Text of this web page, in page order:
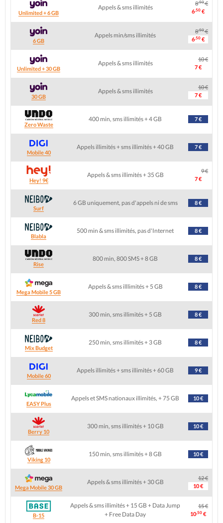
Unlimited + 6 GB
Appels & sms illimités
8,50€
6 ,50 €
6 GB
Appels min/sms illimités
8,50€
6 ,50 €
Unlimited + 30 GB
Appels & sms illimités
10 €
7 €
30 GB
Appels & sms illimités
10 €
7 €
Zero Waste
400 min, sms illimités + 4 GB 7 €
Mobile 40
Appels illimités + sms illimités + 40 GB 7 €
Hey! 9€
Appels & sms illimités + 35 GB
9 €
7 €
Surf
6 GB uniquement, pas d'appels ni de sms 8 €
Blabla
500 min & sms illimités, pas d'Internet 8 €
Rise
800 min, 800 SMS + 8 GB 8 €
Mega Mobile 5 GB
Appels & sms illlimités + 5 GB 8 €
Red 8
300 min, sms illimités + 5 GB 8 €
Mix Budget
250 min, sms illimités + 3 GB 8 €
Mobile 60
Appels illimités + sms illimités + 60 GB 9 €
EASY Plus
Appels et SMS nationaux illimités, + 75 GB 10 €
Berry 10
300 min, sms illimités + 10 GB 10 €
Viking 10
150 min, sms illimités + 8 GB 10 €
Mega Mobile 30 GB
Appels & sms illimités + 30 GB
12 €
10 €
B-15
Appels & sms illimités + 15 GB + Data Jump
+ Free Data Day
15 €
10 ,50 €